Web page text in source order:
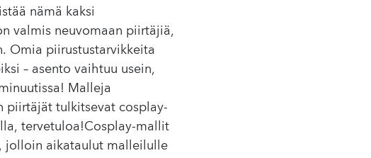
nämä kaksi
valmis neuvomaan piirtäjiä,
Omia piirustustarvikkeita
– asento vaihtuu usein,
Malleja
piirtäjät tulkitsevat cosplay-
tervetuloa!Cosplay-mallit
, jolloin aikataulut malleilulle